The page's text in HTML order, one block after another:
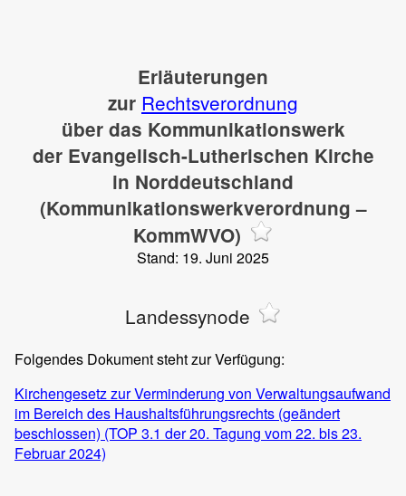
Erläuterungen
zur Rechtsverordnung
über das Kommunikationswerk
der Evangelisch-Lutherischen Kirche
in Norddeutschland
(Kommunikationswerkverordnung –
KommWVO)
Stand: 19. Juni 2025
Landessynode
Folgendes Dokument steht zur Verfügung:
Kirchengesetz zur Verminderung von Verwaltungsaufwand
im Bereich des Haushaltsführungsrechts (geändert
beschlossen) (TOP 3.1 der 20. Tagung vom 22. bis 23.
Februar 2024)